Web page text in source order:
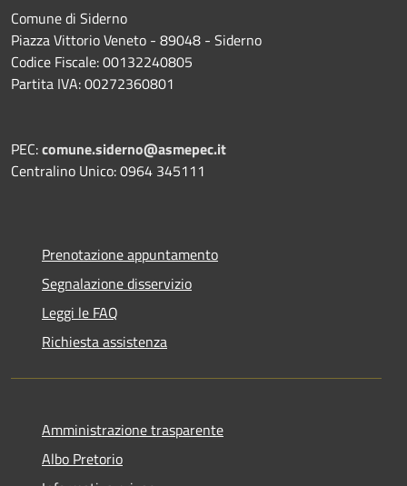
Comune di Siderno
Piazza Vittorio Veneto - 89048 - Siderno
Codice Fiscale: 00132240805
Partita IVA: 00272360801
PEC:comune.siderno@asmepec.it
Centralino Unico: 0964 345111
Prenotazione appuntamento
Segnalazione disservizio
Leggi le FAQ
Richiesta assistenza
Amministrazione trasparente
Albo Pretorio